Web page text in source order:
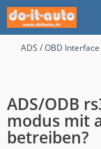
ADS / OBD Interface
ADS/ODB
modus mit
betreiben?